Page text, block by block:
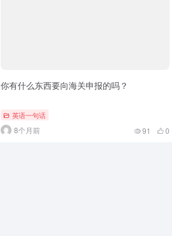
你有什么东西要向海关申报的吗？
英语一句话
8个月前 91 0